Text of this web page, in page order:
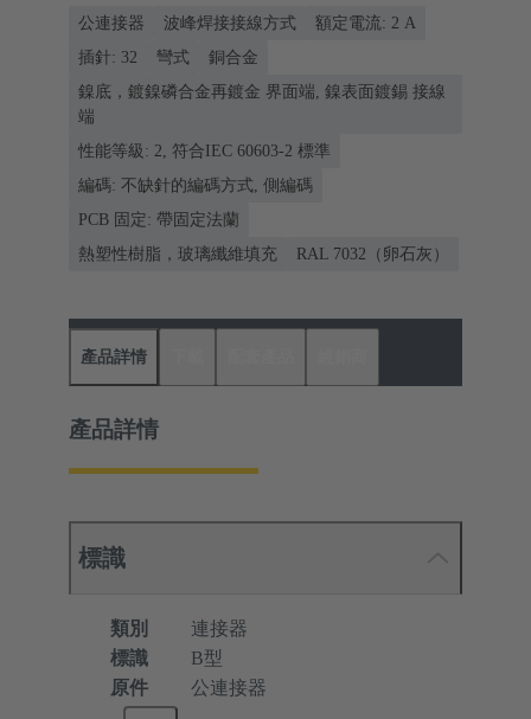
公連接器 波峰焊接接線方式
額定電流: ‌2 A
插針: 32
彎式
銅合金
鎳底，鍍鎳磷合金再鍍金 界面端, 鎳表面鍍錫 接線
端
性能等級: 2, 符合IEC 60603-2 標準
編碼: 不缺針的編碼方式, 側編碼
PCB 固定: 帶固定法蘭
熱塑性樹脂，玻璃纖維填充
RAL 7032（卵石灰）
產品詳情
產品詳情
標識
類別
連接器
標識
B型
原件
公連接器